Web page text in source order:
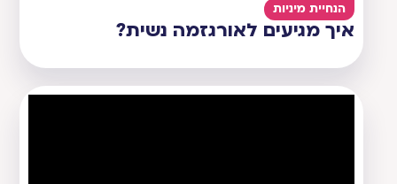
הנחיית מיניות
איך מגיעים לאורגזמה נשית?